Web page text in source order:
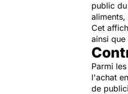
public
Cet
ainsi
Parmi
l'achat
de